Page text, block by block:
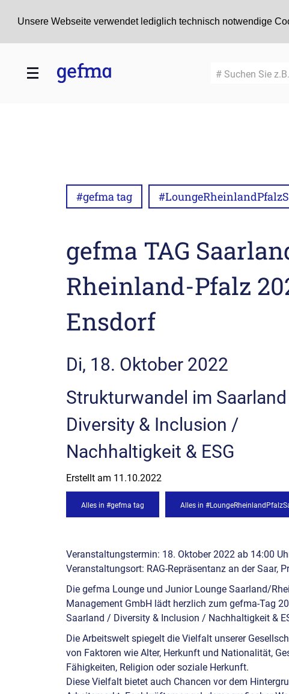
Unsere Webseite verwendet lediglich technisch notwendige
# Suchen Sie
#gefma tag
gefma TAG
Rheinland-Pfalz
Ensdorf
Di, 18. Oktober 2022
Strukturwandel im
Diversity & Inclusion /
Nachhaltigkeit & ESG
Erstellt am 11.10.2022
Alles in #gefma tag Alles in
Veranstaltungstermin: 18. Oktober 2022 ab 14:00
Veranstaltungsort: RAG-Repräsentanz an der Saar,
Die gefma Lounge und Junior Lounge Saarland/
Management GmbH lädt herzlich zum gefma-Tag
Saarland / Diversity & Inclusion / Nachhaltigkeit &
Die Arbeitswelt spiegelt die Vielfalt unserer
von Faktoren wie Alter, Herkunft und Nationalität,
Fähigkeiten, Religion oder soziale Herkunft.
Diese Vielfalt bietet auch Chancen vor dem